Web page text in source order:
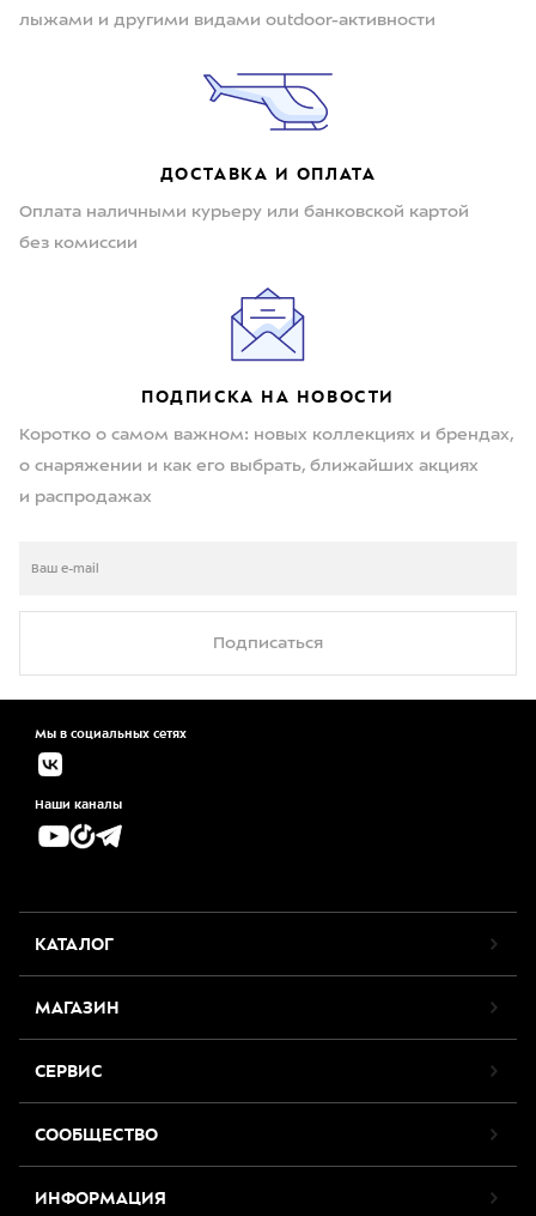
лыжами и другими видами outdoor-активности
ДОСТАВКА И ОПЛАТА
Оплата наличными курьеру или банковской картой
без комиссии
ПОДПИСКА НА НОВОСТИ
Коротко о самом важном: новых коллекциях и брендах,
о снаряжении и как его выбрать, ближайших акциях
и распродажах
Подписаться
Мы в социальных сетях
Наши каналы
КАТАЛОГ
МАГАЗИН
СЕРВИС
СООБЩЕСТВО
ИНФОРМАЦИЯ